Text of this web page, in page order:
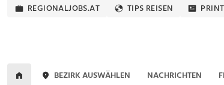
REGIONALJOBS.AT TIPS REISEN
BEZIRK AUSWÄHLEN NACHRICHTEN